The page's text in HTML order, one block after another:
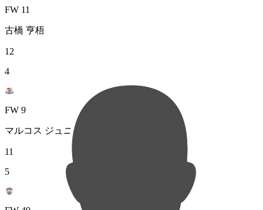
FW 11
古橋 亨梧
12
4
FW 9
マルコス ジュニオール
11
5